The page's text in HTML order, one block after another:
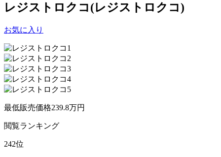
レジストロクコ(レジストロクコ)
お気に入り
最低販売価格239.8万円
閲覧ランキング
242位